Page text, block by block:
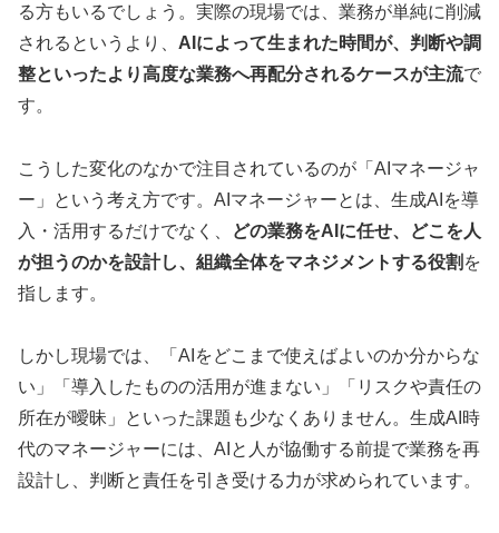
る方もいるでしょう。実際の現場では、業務が単純に削減
されるというより、 AIによって生まれた時間が、判断や調
整といったより高度な業務へ再配分されるケースが主流で
す。
こうした変化のなかで注目されているのが「AIマネージャ
ー」という考え方です。AIマネージャーとは、生成AIを導
入・活用するだけでなく、
どの業務をAIに任せ、どこを人
が担うのかを設計し、組織全体をマネジメントする役割 を
指します。
しかし現場では、「AIをどこまで使えばよいのか分からな
い」「導入したものの活用が進まない」「リスクや責任の
所在が曖昧」といった課題も少なくありません。生成AI時
代のマネージャーには、AIと人が協働する前提で業務を再
設計し、判断と責任を引き受ける力が求められています。